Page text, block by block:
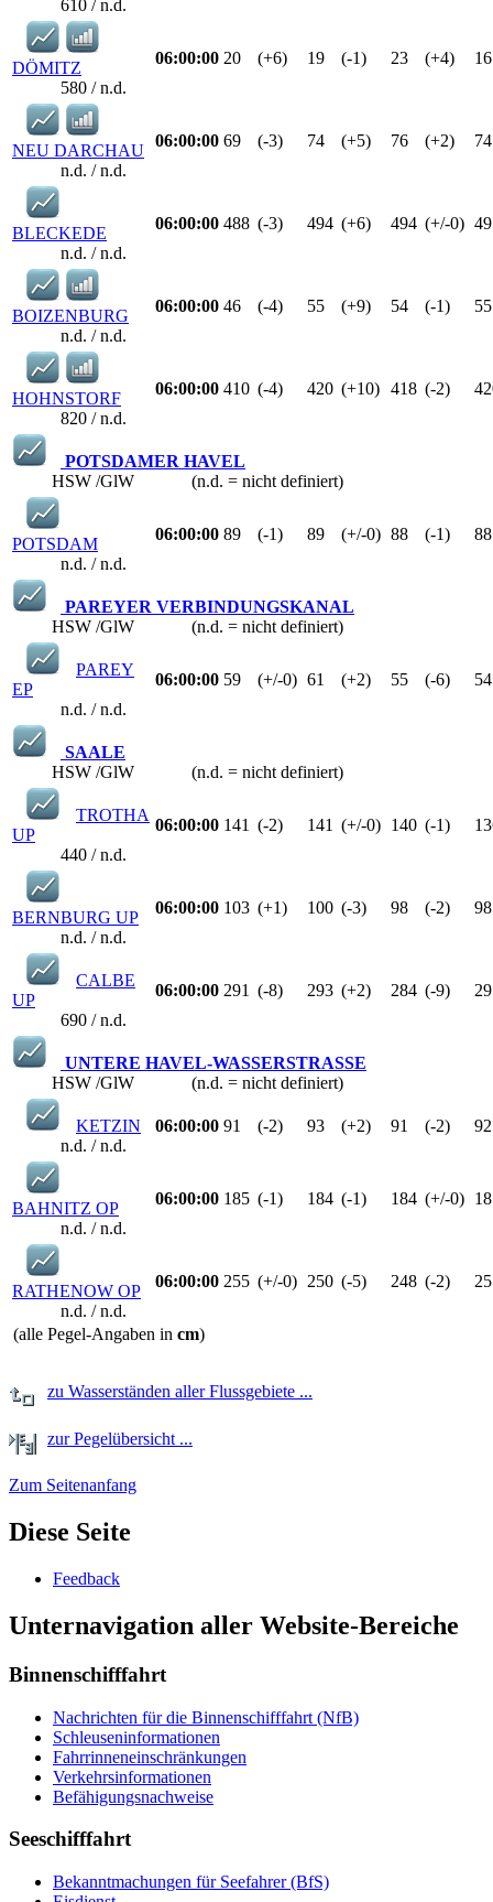
610 / n.d.
DÖMITZ
580 / n.d.
06:00:00 20 (+6) 19 (-1) 23 (+4) 16
NEU DARCHAU
n.d. / n.d.
06:00:00 69 (-3) 74 (+5) 76 (+2) 74
BLECKEDE
n.d. / n.d.
06:00:00 488 (-3) 494 (+6) 494 (+/-0)
BOIZENBURG
n.d. / n.d.
06:00:00 46 (-4) 55 (+9) 54 (-1) 55
HOHNSTORF
820 / n.d.
06:00:00 410 (-4) 420 (+10) 418 (-2)
POTSDAMER HAVEL
HSW /GlW (n.d. = nicht definiert)
POTSDAM
n.d. / n.d.
06:00:00 89 (-1) 89 (+/-0) 88 (-1) 88
PAREYER VERBINDUNGSKANAL
HSW /GlW (n.d. = nicht definiert)
PAREY
EP
n.d. / n.d.
06:00:00 59 (+/-0) 61 (+2) 55 (-6) 54
SAALE
HSW /GlW (n.d. = nicht definiert)
TROTHA
UP
440 / n.d.
06:00:00 141 (-2) 141 (+/-0) 140 (-1)
BERNBURG UP
n.d. / n.d.
06:00:00 103 (+1) 100 (-3) 98 (-2) 98
CALBE
UP
690 / n.d.
06:00:00 291 (-8) 293 (+2) 284 (-9)
UNTERE HAVEL-WASSERSTRASSE
HSW /GlW (n.d. = nicht definiert)
KETZIN
n.d. / n.d.
06:00:00 91 (-2) 93 (+2) 91 (-2) 92
BAHNITZ OP
n.d. / n.d.
06:00:00 185 (-1) 184 (-1) 184 (+/-0)
RATHENOW OP
n.d. / n.d.
06:00:00 255 (+/-0) 250 (-5) 248 (-2)
(alle Pegel-Angaben in cm)
zu Wasserständen aller Flussgebiete ...
zur Pegelübersicht ...
Zum Seitenanfang
Diese Seite
Feed­back
Unternavigation aller Website-Bereiche
Binnenschifffahrt
Nach­rich­ten für die Bin­nen­schiff­fahrt (NfB)
Schleu­sen­in­for­ma­tio­nen
Fahr­rin­nen­ein­schrän­kun­gen
Ver­kehrs­in­for­ma­tio­nen
Be­fä­hi­gungs­nach­wei­se
Seeschifffahrt
Be­kannt­ma­chun­gen für See­fah­rer (BfS)